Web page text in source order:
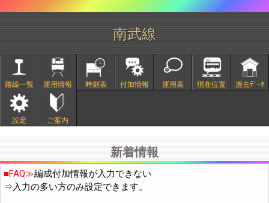
南武線
路線一覧 運用情報 時刻表 付加情報 運用表 現在位置 過去ﾃﾞｰﾀ
設定 ご案内
新着情報
2/20頃より中国IPから通常の10倍程度のアクセスがありサイト
が不安定になっておりました。穴埋め作業の結果、現在は通常の
■FAQ≫編成付加情報が入力できない
⇒入力の多い方のみ設定できます。